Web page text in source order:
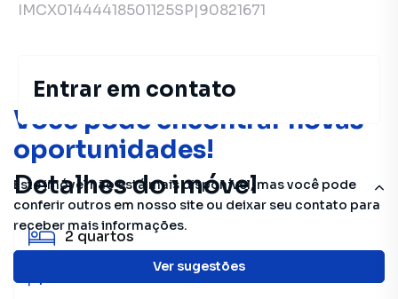
Você pode encontrar novas
oportunidades!
Este imóvel não está mais disponível, mas você pode
conferir outros em nosso site ou deixar seu contato para
receber mais informações.
Ver sugestões
Detalhes do imóvel
2 quartos
IMCX01444418501125SP|90821671
Entrar em contato